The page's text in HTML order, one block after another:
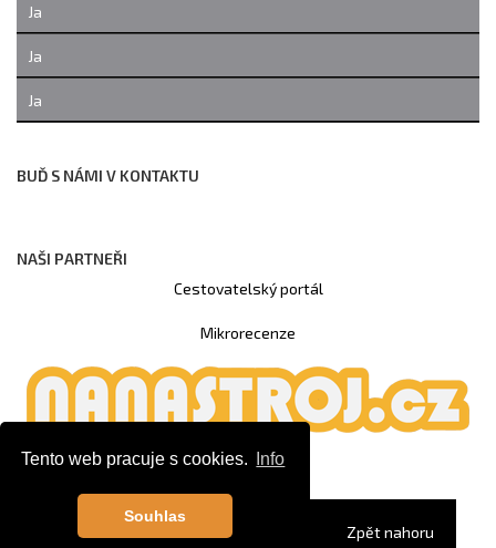
Tento web pracuje s cookies. Info
Souhlas
Ja
Ja
Ja
BUĎ S NÁMI V KONTAKTU
NAŠI PARTNEŘI
Cestovatelský portál
Mikrorecenze
© Copyright 2020 CS MUSIC Zpět nahoru